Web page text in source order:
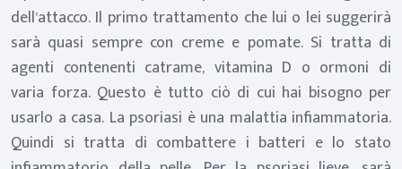
dell’attacco. Il primo trattamento che lui o lei suggerirà
sarà quasi sempre con creme e pomate. Si tratta di
agenti contenenti catrame, vitamina D o ormoni di
varia forza. Questo è tutto ciò di cui hai bisogno per
usarlo a casa. La psoriasi è una malattia infiammatoria.
Quindi si tratta di combattere i batteri e lo stato